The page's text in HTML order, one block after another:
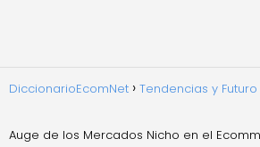
DiccionarioEcomNet Tendencias y
Auge de los Mercados Nicho en el